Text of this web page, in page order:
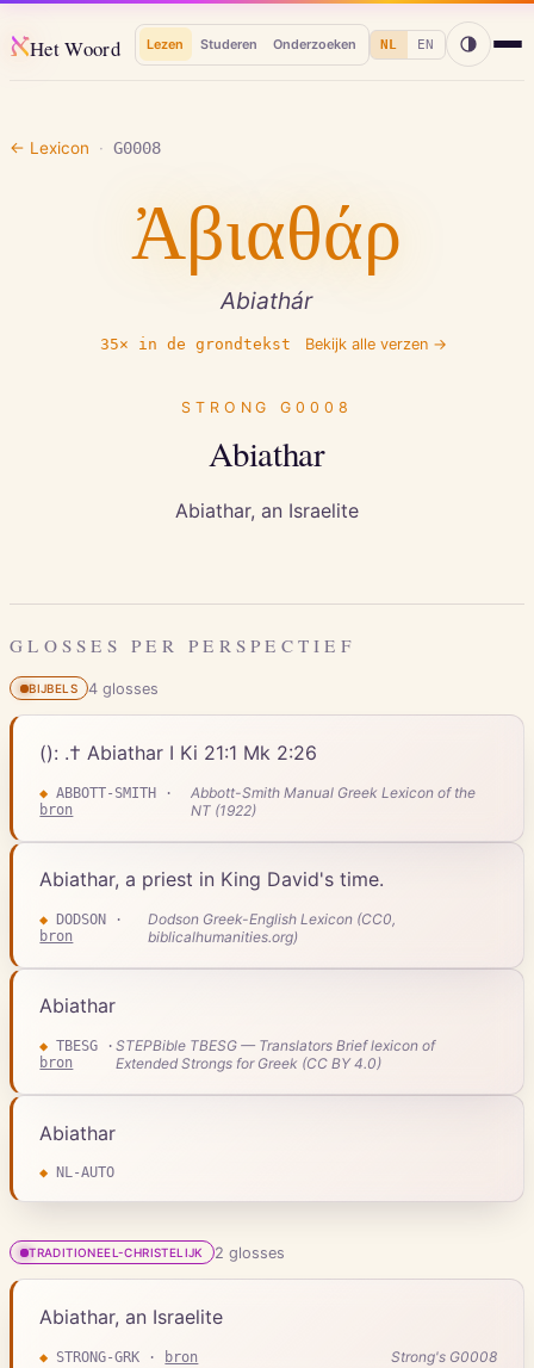
אHet Woord Lezen Studeren Onderzoeken NL EN
← Lexicon · G0008
Ἀβιαθάρ
Abiathár
35× in de grondtekst Bekijk alle verzen →
STRONGG0008
Abiathar
Abiathar, an Israelite
GLOSSES PER PERSPECTIEF
BIJBELS 4glosses
(): .† Abiathar I Ki 21:1 Mk 2:26
◆ ABBOTT-SMITH ·
bron
Abbott-Smith Manual Greek Lexicon of the
NT (1922)
Abiathar, a priest in King David's time.
◆ DODSON ·
bron
Dodson Greek-English Lexicon (CC0,
biblicalhumanities.org)
Abiathar
◆ TBESG ·
bron
STEPBible TBESG — Translators Brief lexicon of
Extended Strongs for Greek (CC BY 4.0)
Abiathar
◆ NL-AUTO
TRADITIONEEL-CHRISTELIJK 2 glosses
Abiathar, an Israelite
◆ STRONG-GRK · bron Strong's G0008